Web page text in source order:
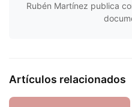
Rubén Martínez publica
Artículos relacionados